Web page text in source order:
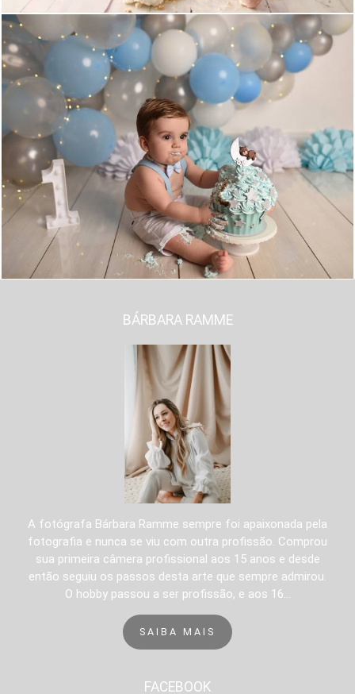
1137 0
BÁRBARA RAMME
A fotógrafa Bárbara Ramme sempre foi apaixonada pela
fotografia e nunca se viu com outra profissão. Comprou
sua primeira câmera profissional aos 15 anos e desde
então seguiu os passos desta arte que sempre admirou.
O hobby passou a ser profissão, e aos 16...
SAIBA MAIS
FACEBOOK